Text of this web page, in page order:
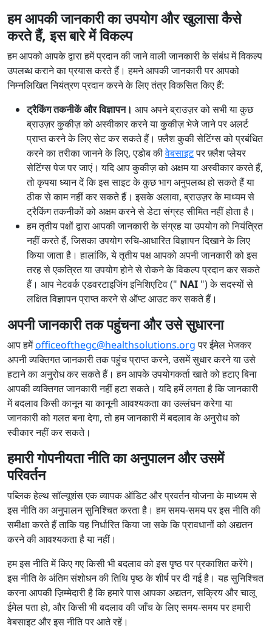
हम आपकी जानकारी का उपयोग और खुलासा कैसे
करते हैं, इस बारे में विकल्प
हम आपको आपके द्वारा हमें प्रदान की जाने वाली जानकारी के संबंध में विकल्प
उपलब्ध कराने का प्रयास करते हैं। हमने आपकी जानकारी पर आपको
निम्नलिखित नियंत्रण प्रदान करने के लिए तंत्र विकसित किए हैं:
ट्रैकिंग तकनीकें और विज्ञापन। आप अपने ब्राउज़र को सभी या कुछ
ब्राउज़र कुकीज़ को अस्वीकार करने या कुकीज़ भेजे जाने पर अलर्ट
प्राप्त करने के लिए सेट कर सकते हैं। फ़्लैश कुकी सेटिंग्स को प्रबंधित
करने का तरीका जानने के लिए, एडोब कीवेबसाइटपर फ़्लैश प्लेयर
सेटिंग्स पेज पर जाएं। यदि आप कुकीज़ को अक्षम या अस्वीकार करते हैं,
तो कृपया ध्यान दें कि इस साइट के कुछ भाग अनुपलब्ध हो सकते हैं या
ठीक से काम नहीं कर सकते हैं। इसके अलावा, ब्राउज़र के माध्यम से
ट्रैकिंग तकनीकों को अक्षम करने से डेटा संग्रह सीमित नहीं होता है।
हम तृतीय पक्षों द्वारा आपकी जानकारी के संग्रह या उपयोग को नियंत्रित
नहीं करते हैं, जिसका उपयोग रुचि-आधारित विज्ञापन दिखाने के लिए
किया जाता है। हालांकि, ये तृतीय पक्ष आपको अपनी जानकारी को इस
तरह से एकत्रित या उपयोग होने से रोकने के विकल्प प्रदान कर सकते
हैं। आप नेटवर्क एडवरटाइजिंग इनिशिएटिव (" NAI ") के सदस्यों से
लक्षित विज्ञापन प्राप्त करने से ऑप्ट आउट कर सकते हैं।
अपनी जानकारी तक पहुंचना और उसे सुधारना
आप हमेंofficeofthegc@healthsolutions.orgपर ईमेल भेजकर
अपनी व्यक्तिगत जानकारी तक पहुंच प्राप्त करने, उसमें सुधार करने या उसे
हटाने का अनुरोध कर सकते हैं। हम आपके उपयोगकर्ता खाते को हटाए बिना
आपकी व्यक्तिगत जानकारी नहीं हटा सकते। यदि हमें लगता है कि जानकारी
में बदलाव किसी कानून या कानूनी आवश्यकता का उल्लंघन करेगा या
जानकारी को गलत बना देगा, तो हम जानकारी में बदलाव के अनुरोध को
स्वीकार नहीं कर सकते।
हमारी गोपनीयता नीति का अनुपालन और उसमें
परिवर्तन
पब्लिक हेल्थ सॉल्यूशंस एक व्यापक ऑडिट और प्रवर्तन योजना के माध्यम से
इस नीति का अनुपालन सुनिश्चित करता है। हम समय-समय पर इस नीति की
समीक्षा करते हैं ताकि यह निर्धारित किया जा सके कि प्रावधानों को अद्यतन
करने की आवश्यकता है या नहीं।
हम इस नीति में किए गए किसी भी बदलाव को इस पृष्ठ पर प्रकाशित करेंगे।
इस नीति के अंतिम संशोधन की तिथि पृष्ठ के शीर्ष पर दी गई है। यह सुनिश्चित
करना आपकी ज़िम्मेदारी है कि हमारे पास आपका अद्यतन, सक्रिय और चालू
ईमेल पता हो, और किसी भी बदलाव की जाँच के लिए समय-समय पर हमारी
वेबसाइट और इस नीति पर आते रहें।